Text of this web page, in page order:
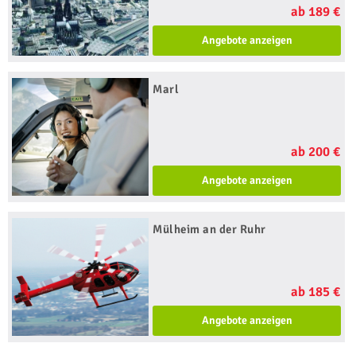
ab 189 €
Angebote anzeigen
Marl
ab 200 €
Angebote anzeigen
Mülheim an der Ruhr
ab 185 €
Angebote anzeigen